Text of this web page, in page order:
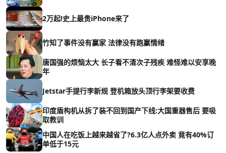
2万起!史上最贵iPhone来了
竹知了事件没有赢家 法律没有跑赢情绪
唐国强的烦恼太大 长子看不清次子残疾 难怪难以安享晚
年
Jetstar手提行李新规 登机箱放头顶行李架要收费
印度盾构机从拆了装不回到国产下线:大国重器售后 要吸
取教训
中国人在吃饭上越来越省了?6.3亿人点外卖 竟有40%订
单低于15元